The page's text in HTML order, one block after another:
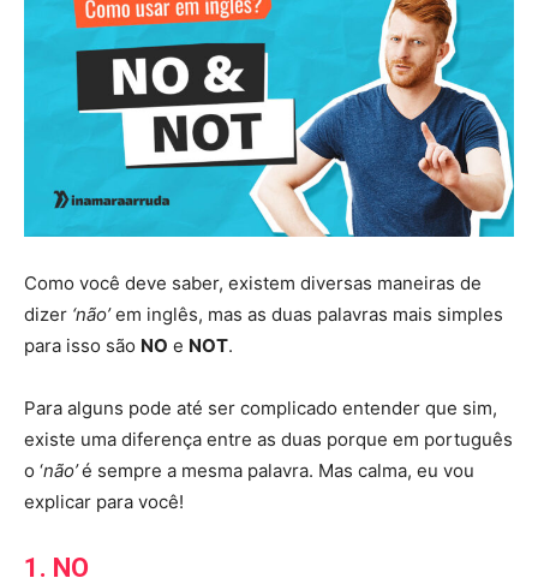
Como você deve saber, existem diversas maneiras de
dizer ‘não’em inglês, mas as duas palavras mais simples
para isso são NO e NOT.
Para alguns pode até ser complicado entender que sim,
existe uma diferença entre as duas porque em português
o ‘não’é sempre a mesma palavra. Mas calma, eu vou
explicar para você!
1. NO